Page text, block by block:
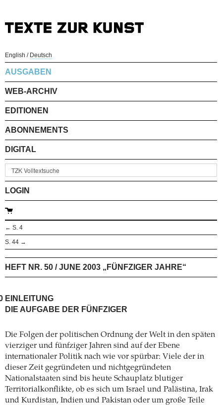
English / Deutsch
AUSGABEN
WEB-ARCHIV
EDITIONEN
ABONNEMENTS
DIGITAL
LOGIN
← S. 4
S. 44 →
HEFT NR. 50 / JUNE 2003 „FÜNFZIGER JAHRE“
EINLEITUNG
DIE AUFGABE DER FÜNFZIGER
Die Folgen der politischen Ordnung der Welt in den späten
vierziger und fünfziger Jahren sind auf der Ebene
internationaler Politik nach wie vor spürbar: Viele der in
dieser Zeit gegründeten und nichtgegründeten
Nationalstaaten sind bis heute Schauplatz blutiger
Territorialkonflikte, ob es sich um Israel und Palästina, Irak
und Kurdistan, Indien und Pakistan oder um große Teile